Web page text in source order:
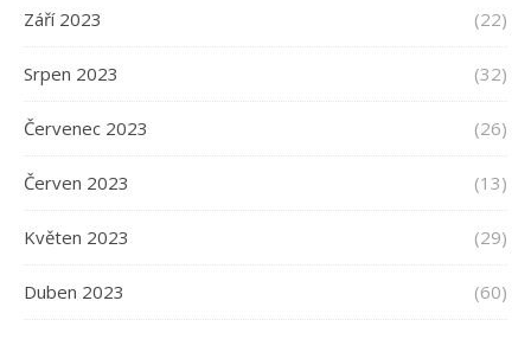
Září 2023 (22)
Srpen 2023 (32)
Červenec 2023 (26)
Červen 2023 (13)
Květen 2023 (29)
Duben 2023 (60)